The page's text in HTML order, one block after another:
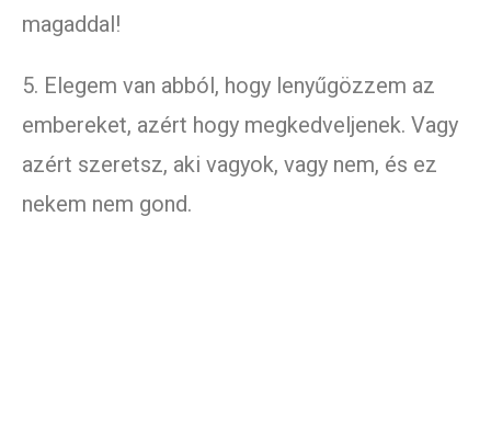
magaddal!
5. Elegem van abból, hogy lenyűgözzem az
embereket, azért hogy megkedveljenek. Vagy
azért szeretsz, aki vagyok, vagy nem, és ez
nekem nem gond.